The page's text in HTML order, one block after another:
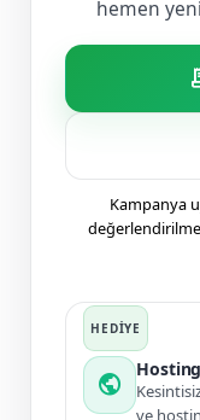
hemen
Kampanya
public
ve